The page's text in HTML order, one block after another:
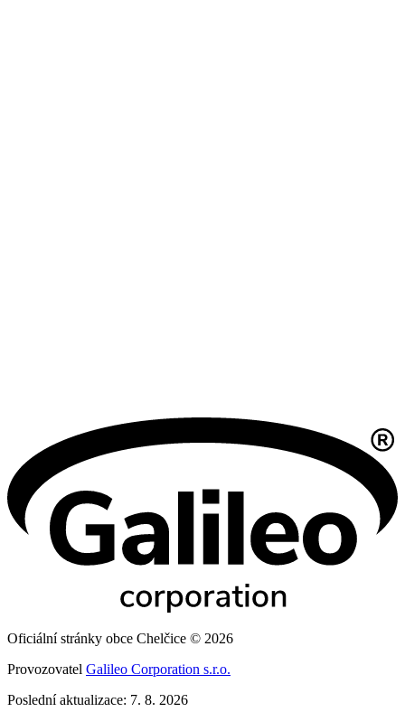
Oficiální stránky obce Chelčice © 2026
Provozovatel Galileo Corporation s.r.o.
Poslední aktualizace: 7. 8. 2026